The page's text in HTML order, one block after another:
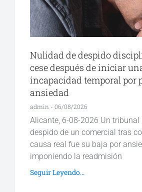
Nulidad de despido
cese después de iniciar
incapacidad temporal por
ansiedad
admin 06/08/2026
Alicante, 6-08-2026 Un tribunal
despido de un comercial tras
causa real fue su baja por
imponiendo la readmisión
Seguir Leyendo...